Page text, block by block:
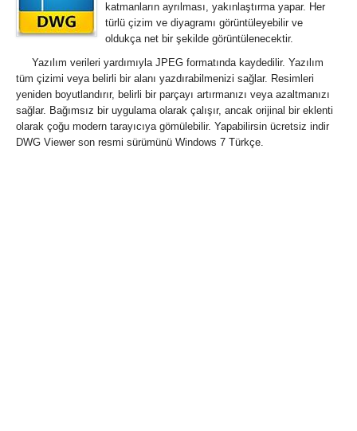
katmanların ayrılması, yakınlaştırma yapar. Her
türlü çizim ve diyagramı görüntüleyebilir ve
oldukça net bir şekilde görüntülenecektir.
Yazılım verileri yardımıyla JPEG formatında kaydedilir. Yazılım
tüm çizimi veya belirli bir alanı yazdırabilmenizi sağlar. Resimleri
yeniden boyutlandırır, belirli bir parçayı artırmanızı veya azaltmanızı
sağlar. Bağımsız bir uygulama olarak çalışır, ancak orijinal bir eklenti
olarak çoğu modern tarayıcıya gömülebilir. Yapabilirsin ücretsiz indir
DWG Viewer son resmi sürümünü Windows 7 Türkçe.